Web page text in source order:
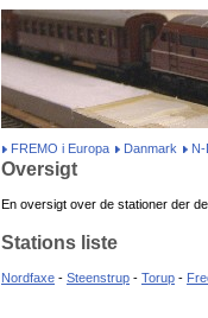
FREMO i Europa Danmark N-
Oversigt
En oversigt over de stationer der
Stations liste
Nordfaxe - Steenstrup - Torup -